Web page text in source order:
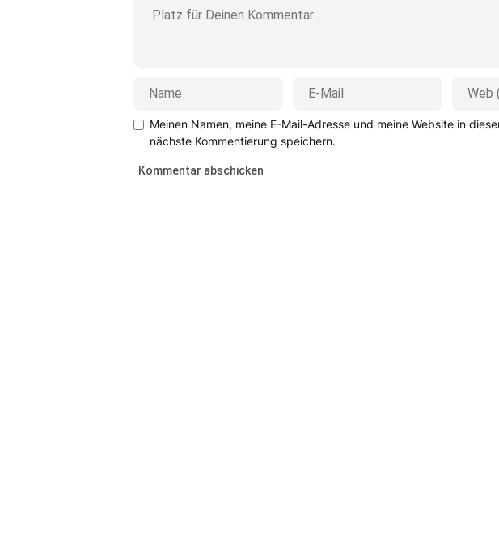
Meinen Namen, meine E-Mail-Adresse und meine Website in
nächste Kommentierung speichern.